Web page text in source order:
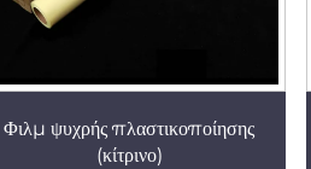
Φιλμ ψυχρής πλαστικοποίησης
(κίτρινο)